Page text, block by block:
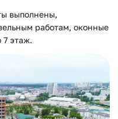
выполнены,
работам, оконные
7 этаж.